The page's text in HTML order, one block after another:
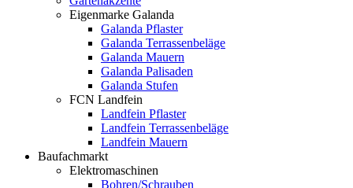
Eigenmarke Galanda
Galanda Pflaster
Galanda Terrassenbeläge
Galanda Mauern
Galanda Palisaden
Galanda Stufen
FCN Landfein
Landfein Pflaster
Landfein Terrassenbeläge
Landfein Mauern
Baufachmarkt
Elektromaschinen
Bohren/Schrauben